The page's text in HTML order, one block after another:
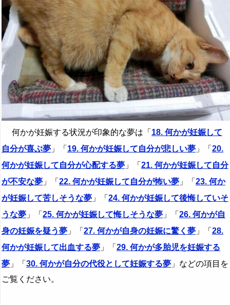
何かが妊娠する状況が印象的な夢は「 18. 何かが妊娠して
自分が喜ぶ夢 」「 19. 何かが妊娠して自分が悲しい夢 」「 20.
何かが妊娠して自分が心配する夢 」「 21. 何かが妊娠して自分
が不安な夢 」「 22. 何かが妊娠して自分が怖い夢 」「 23. 何か
が妊娠して苦しそうな夢 」「 24. 何かが妊娠して後悔していそ
うな夢 」「 25. 何かが妊娠して悔しそうな夢 」「 26. 何かが自
身の妊娠を疑う夢 」「 27. 何かが自身の妊娠に驚く夢 」「 28.
何かが妊娠して出血する夢 」「 29. 何かが多胎児を妊娠する
夢 」「 30. 何かが自分の代役として妊娠する夢 」などの項目を
ご覧ください。